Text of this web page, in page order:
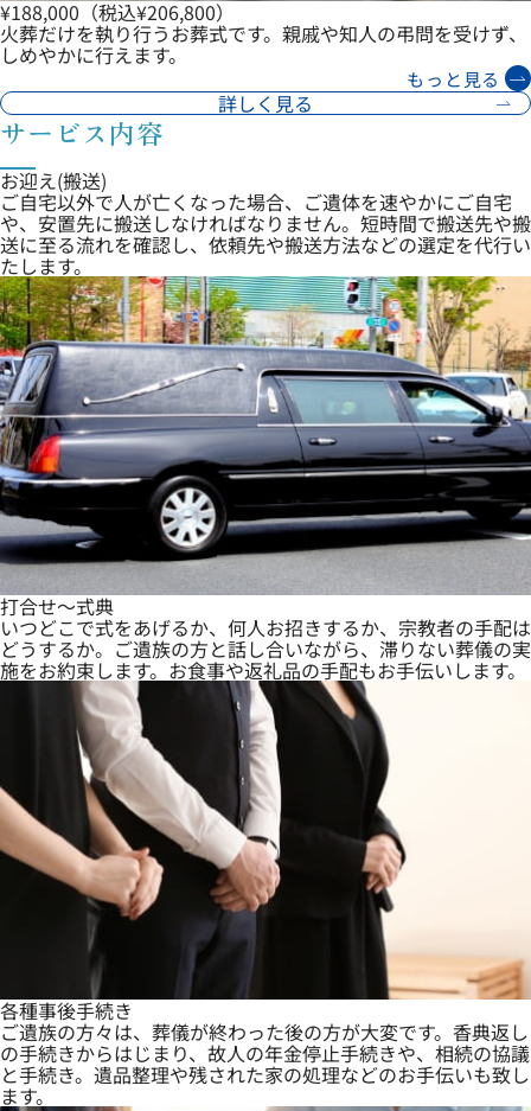
¥188,000 （税込¥206,800）
火葬だけを執り行うお葬式です。親戚や知人の弔問を受けず、
しめやかに行えます。
もっと見る
詳しく見る
サービス内容
お迎え(搬送)
ご自宅以外で人が亡くなった場合、ご遺体を速やかにご自宅
や、安置先に搬送しなければなりません。短時間で搬送先や搬
送に至る流れを確認し、依頼先や搬送方法などの選定を代行い
たします。
打合せ～式典
いつどこで式をあげるか、何人お招きするか、宗教者の手配は
どうするか。ご遺族の方と話し合いながら、滞りない葬儀の実
施をお約束します。お食事や返礼品の手配もお手伝いします。
各種事後手続き
ご遺族の方々は、葬儀が終わった後の方が大変です。香典返し
の手続きからはじまり、故人の年金停止手続きや、相続の協議
と手続き。遺品整理や残された家の処理などのお手伝いも致し
ます。